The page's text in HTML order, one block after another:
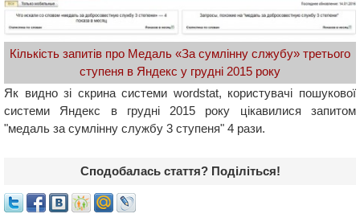
Кількість запитів про Медаль «За сумлінну слжубу» третього
ступеня в Яндекс у грудні 2015 року
Як видно зі скрина системи wordstat, користувачі пошукової
системи Яндекс в грудні 2015 року цікавилися запитом
"медаль за сумлінну службу 3 ступеня" 4 рази.
Сподобалась стаття? Поділіться!